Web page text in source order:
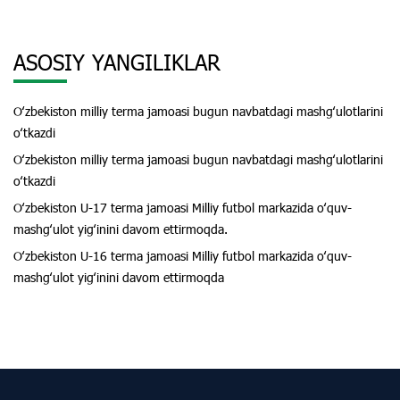
ASOSIY YANGILIKLAR
Oʻzbekiston milliy terma jamoasi bugun navbatdagi mashgʻulotlarini
oʻtkazdi
Oʻzbekiston milliy terma jamoasi bugun navbatdagi mashgʻulotlarini
oʻtkazdi
Oʻzbekiston U-17 terma jamoasi Milliy futbol markazida oʻquv-
mashgʻulot yigʻinini davom ettirmoqda.
Oʻzbekiston U-16 terma jamoasi Milliy futbol markazida oʻquv-
mashgʻulot yigʻinini davom ettirmoqda